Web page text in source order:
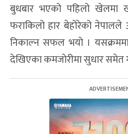
बुधबार भएको पहिलो खेलमा
फराकिलो हार बेहोरेको
निकाल्न सफल भयो ।
देखिएका कमजोरीमा सुधार समेत